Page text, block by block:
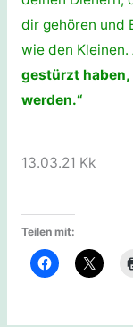
dir gehören und
wie den Kleinen.
gestürzt
werden.“
13.03.21 Kk
Teilen mit: